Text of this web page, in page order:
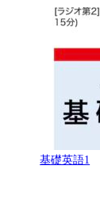
基礎英語1